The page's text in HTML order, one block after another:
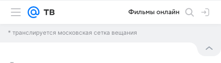
Фильмы онлайн
* транслируется московская сетка вещания